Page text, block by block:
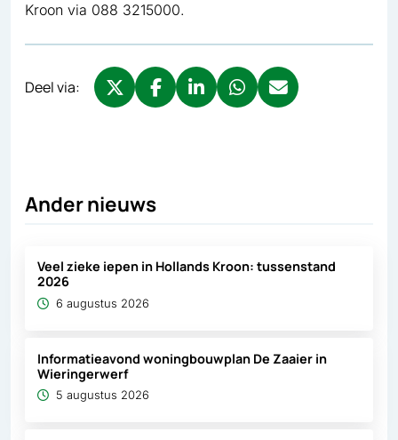
Kroon via 088 3215000.
Deel via:
Ander nieuws
Veel zieke iepen in Hollands Kroon: tussenstand
2026
6 augustus 2026
Informatieavond woningbouwplan De Zaaier in
Wieringerwerf
5 augustus 2026